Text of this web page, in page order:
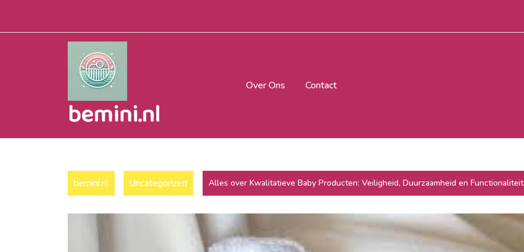
inhoud
bemini.nl
Over Ons Contact
bemini.nl Uncategorized Alles over Kwalitatieve Baby Producten: Veiligheid, Duurzaamheid en Functionaliteit